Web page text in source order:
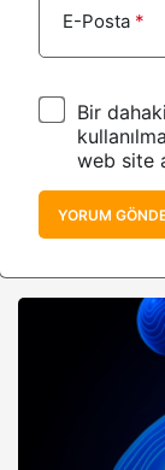
E-Posta *
Bir
web site
YORUM